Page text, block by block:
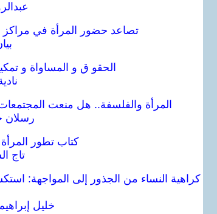
تصاعد حضور المرأة في مراكز
الحقو ق و المساواة و
المرأة والفلسفة.. هل منعت
رسلان
كتاب تطور
تاج
كراهية النساء من الجذور إلى المواجهة:
خليل